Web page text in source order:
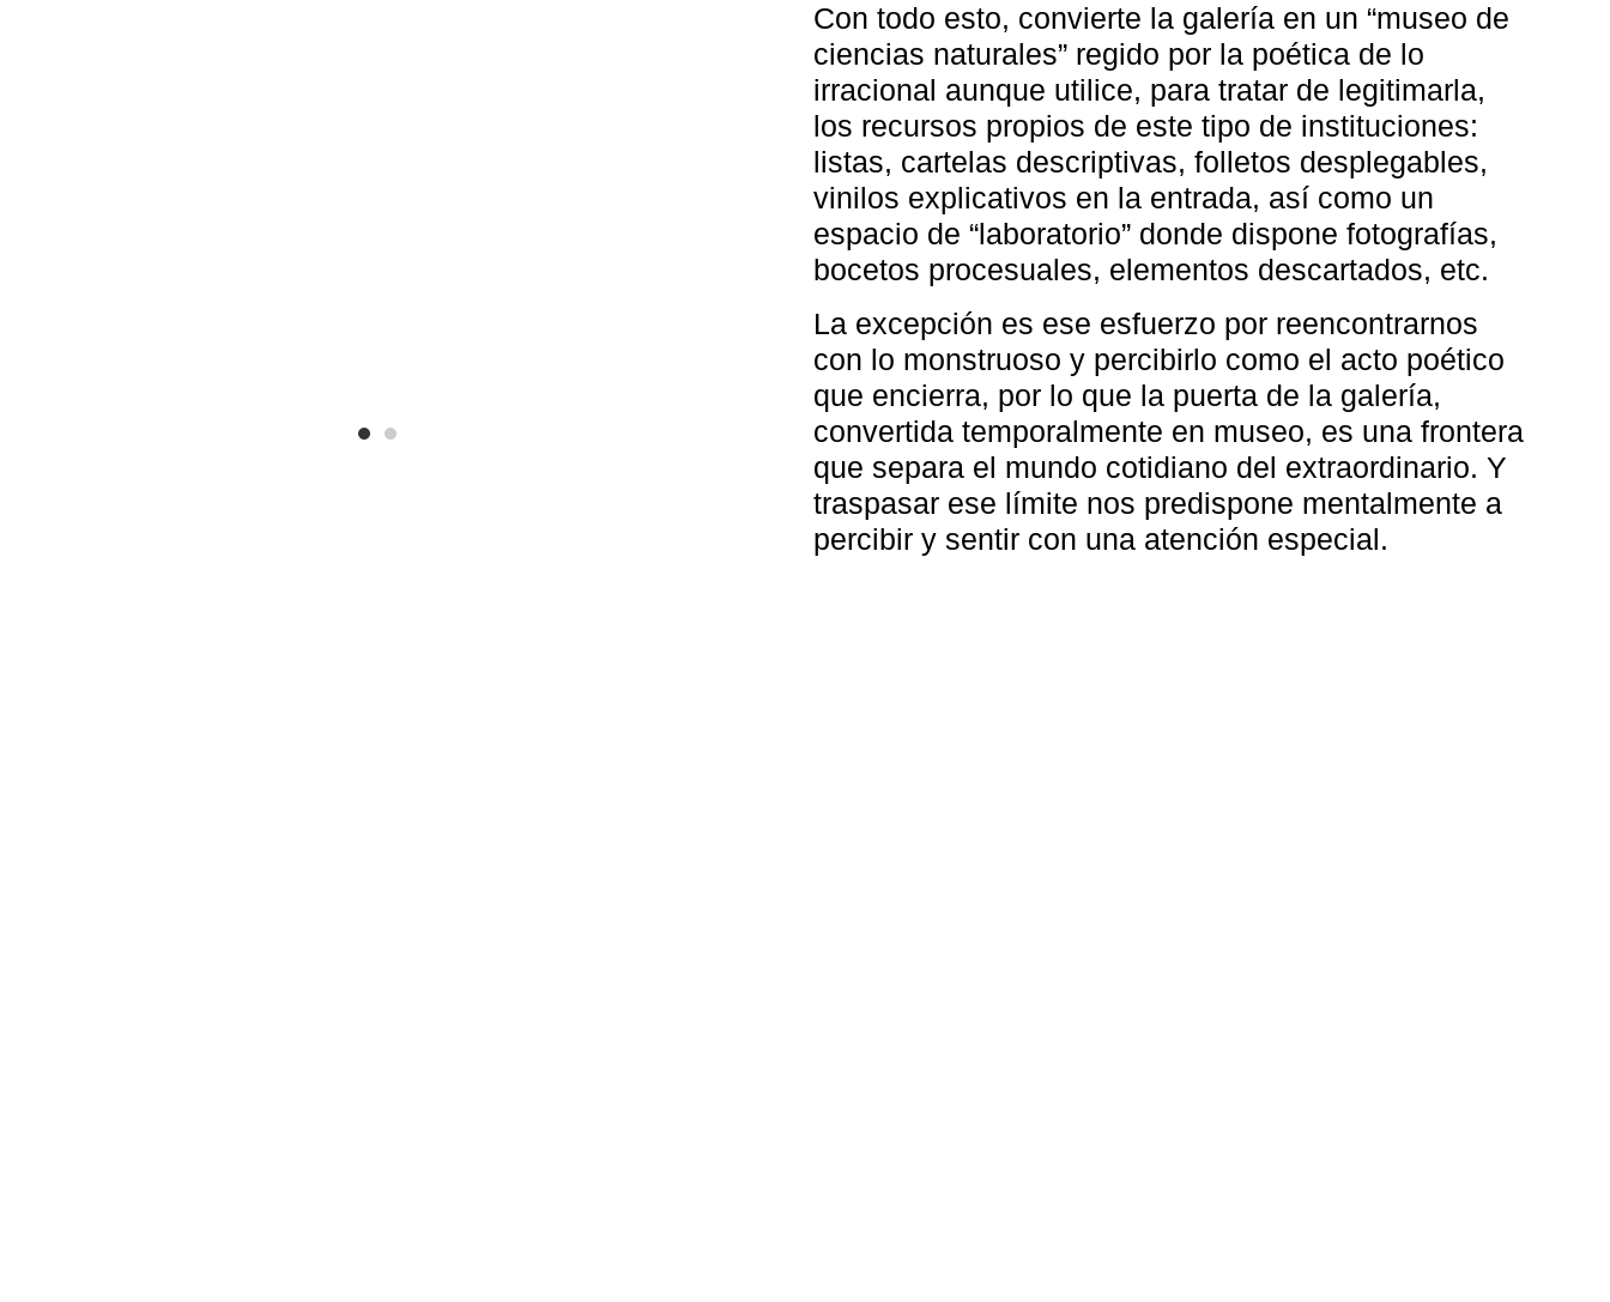
Con todo esto, convierte la galería en un “museo de
ciencias naturales” regido por la poética de lo
irracional aunque utilice, para tratar de legitimarla,
los recursos propios de este tipo de instituciones:
listas, cartelas descriptivas, folletos desplegables,
vinilos explicativos en la entrada, así como un
espacio de “laboratorio” donde dispone fotografías,
bocetos procesuales, elementos descartados, etc.
La excepción es ese esfuerzo por reencontrarnos
con lo monstruoso y percibirlo como el acto poético
que encierra, por lo que la puerta de la galería,
convertida temporalmente en museo, es una frontera
que separa el mundo cotidiano del extraordinario. Y
traspasar ese límite nos predispone mentalmente a
percibir y sentir con una atención especial.